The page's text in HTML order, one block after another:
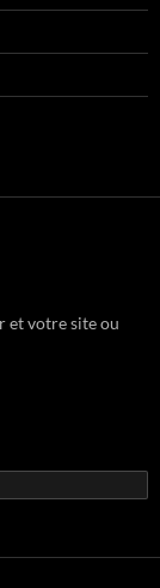
et votre site ou